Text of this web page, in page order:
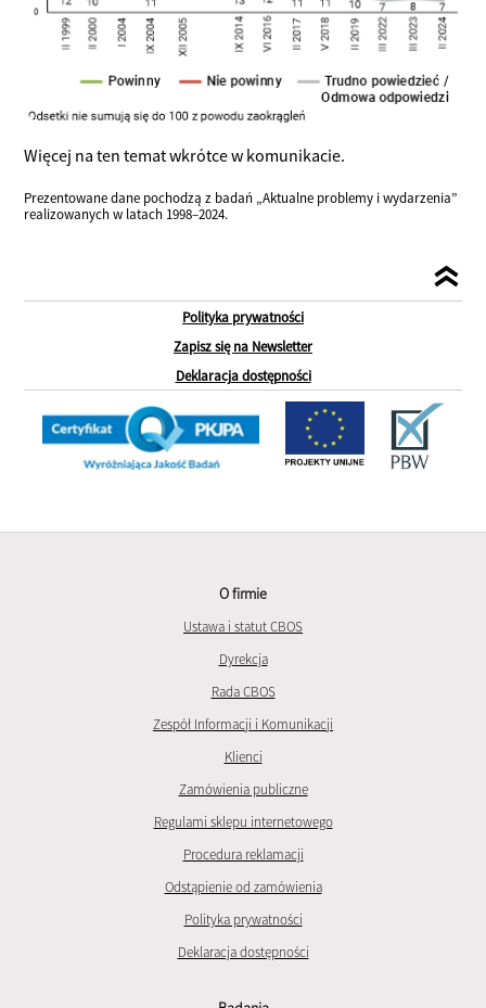
Więcej na ten temat wkrótce w komunikacie.
Prezentowane dane pochodzą z badań „Aktualne problemy i wydarzenia”
realizowanych w latach 1998–2024.
Polityka prywatności
Zapisz się na Newsletter
Deklaracja dostępności
O firmie
Ustawa i statut CBOS
Dyrekcja
Rada CBOS
Zespół Informacji i Komunikacji
Klienci
Zamówienia publiczne
Regulami sklepu internetowego
Procedura reklamacji
Odstąpienie od zamówienia
Polityka prywatności
Deklaracja dostępności